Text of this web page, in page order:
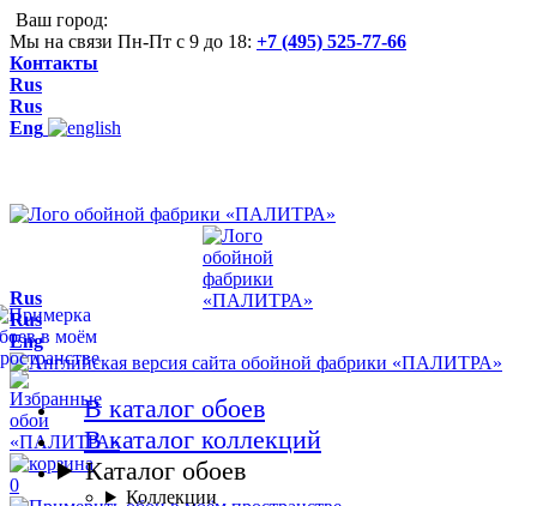
Ваш город:
Мы на связи Пн-Пт с 9 до 18: +7 (495) 525-77-66
Контакты
Rus
Rus
Eng
0
Rus
Rus
Eng
В каталог обоев
В каталог коллекций
Каталог обоев
Коллекции